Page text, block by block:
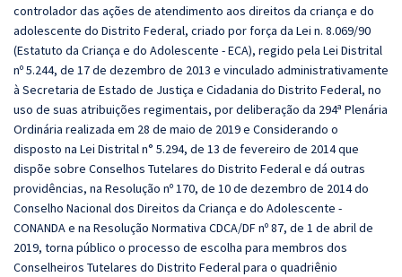
controlador das ações de atendimento aos direitos da criança e do
adolescente do Distrito Federal, criado por força da Lei n. 8.069/90
(Estatuto da Criança e do Adolescente - ECA), regido pela Lei Distrital
nº 5.244, de 17 de dezembro de 2013 e vinculado administrativamente
à Secretaria de Estado de Justiça e Cidadania do Distrito Federal, no
uso de suas atribuições regimentais, por deliberação da 294ª Plenária
Ordinária realizada em 28 de maio de 2019 e Considerando o
disposto na Lei Distrital n° 5.294, de 13 de fevereiro de 2014 que
dispõe sobre Conselhos Tutelares do Distrito Federal e dá outras
providências, na Resolução nº 170, de 10 de dezembro de 2014 do
Conselho Nacional dos Direitos da Criança e do Adolescente -
CONANDA e na Resolução Normativa CDCA/DF nº 87, de 1 de abril de
2019, torna público o processo de escolha para membros dos
Conselheiros Tutelares do Distrito Federal para o quadriênio